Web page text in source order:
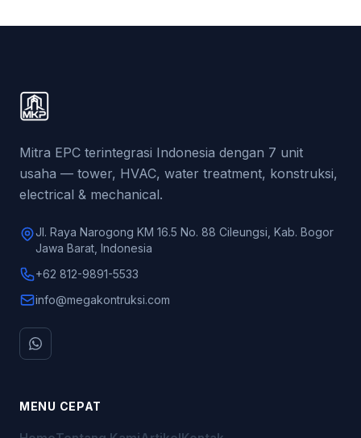
Mitra EPC terintegrasi Indonesia dengan 7 unit
usaha — tower, HVAC, water treatment, konstruksi,
electrical & mechanical.
Jl. Raya Narogong KM 16.5 No. 88 Cileungsi, Kab. Bogor
Jawa Barat, Indonesia
+62 812-9891-5533
info@megakontruksi.com
MENU CEPAT